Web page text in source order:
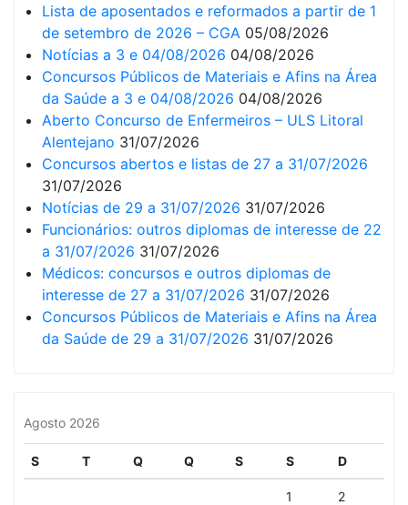
Lista de aposentados e reformados a partir de 1
de setembro de 2026 – CGA 05/08/2026
Notícias a 3 e 04/08/2026 04/08/2026
Concursos Públicos de Materiais e Afins na Área
da Saúde a 3 e 04/08/2026 04/08/2026
Aberto Concurso de Enfermeiros – ULS Litoral
Alentejano 31/07/2026
Concursos abertos e listas de 27 a 31/07/2026
31/07/2026
Notícias de 29 a 31/07/2026 31/07/2026
Funcionários: outros diplomas de interesse de 22
a 31/07/2026 31/07/2026
Médicos: concursos e outros diplomas de
interesse de 27 a 31/07/2026 31/07/2026
Concursos Públicos de Materiais e Afins na Área
da Saúde de 29 a 31/07/2026 31/07/2026
Agosto 2026
S T Q Q S S D
1 2